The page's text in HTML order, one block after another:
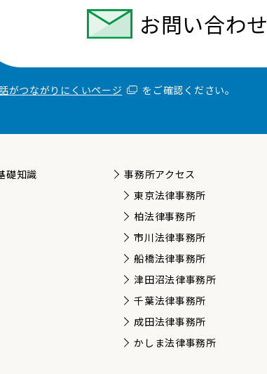
お問い合わせ
がつながりにくいページ をご確認ください。
礎知識
事務所アクセス
東京法律事務所
柏法律事務所
市川法律事務所
船橋法律事務所
津田沼法律事務所
千葉法律事務所
成田法律事務所
かしま法律事務所